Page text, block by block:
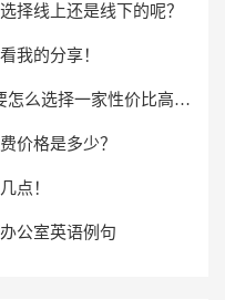
择线上还是线下的呢？
我的分享！
雅思一对一一般怎么收费啊?要怎么选择一家性价比高的雅思一对一培训机构?
价格是多少？
点！
公室英语例句